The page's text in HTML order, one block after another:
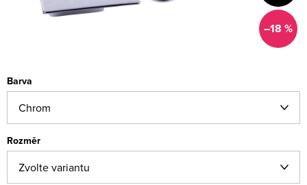
–18 %
Barva
Rozměr